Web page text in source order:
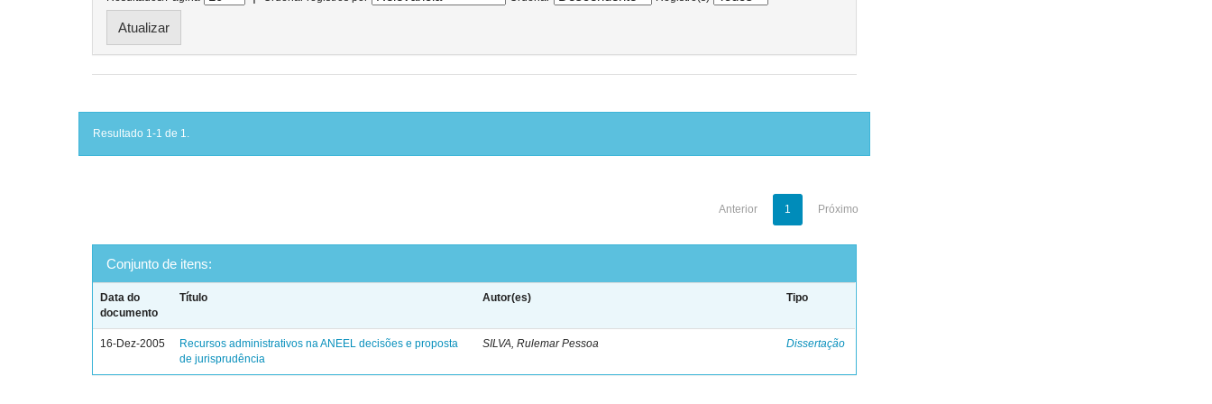
Resultado 1-1 de 1.
Anterior 1 Próximo
Conjunto de itens:
Data do
documento
Título Autor(es) Tipo
16-Dez-2005
Recursos administrativos na ANEEL decisões e proposta
de jurisprudência
SILVA, Rulemar Pessoa Dissertação